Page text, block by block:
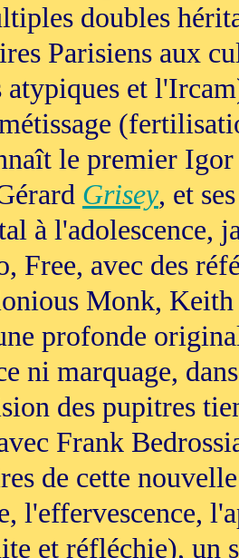
doubles
Parisiens aux
atypiques et
le premier
Grisey, et
à l'adolescence,
Free, avec des
Monk,
profonde
ni marquage,
des pupitres
Frank
de cette
l'effervescence,
et réfléchie), un